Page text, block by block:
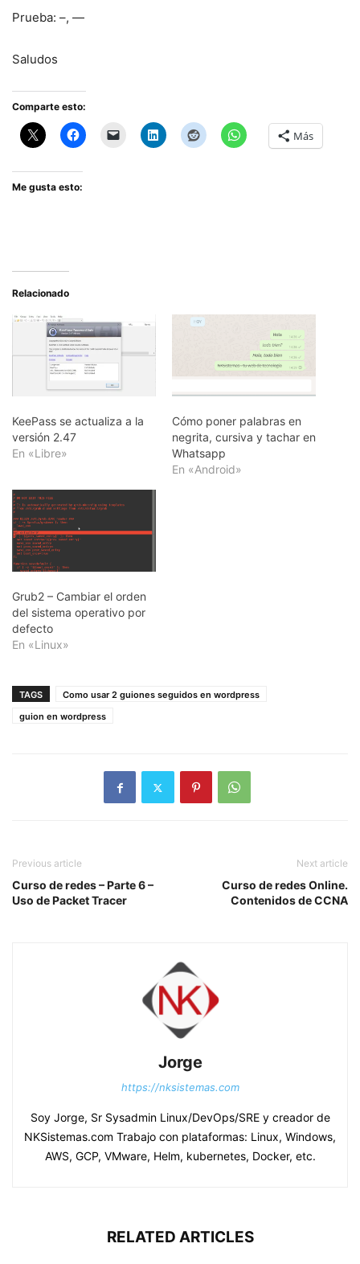
Prueba: –, —
Saludos
Comparte esto:
Más
Me gusta esto:
Relacionado
KeePass se actualiza a la
versión 2.47
En «Libre»
Cómo poner palabras en
negrita, cursiva y tachar en
Whatsapp
En «Android»
Grub2 – Cambiar el orden
del sistema operativo por
defecto
En «Linux»
TAGS
Como usar 2 guiones seguidos en wordpress
guion en wordpress
Previous article
Curso de redes – Parte 6 –
Uso de Packet Tracer
Next article
Curso de redes Online.
Contenidos de CCNA
Jorge
https://nksistemas.com
Soy Jorge, Sr Sysadmin Linux/DevOps/SRE y creador de
NKSistemas.com Trabajo con plataformas: Linux, Windows,
AWS, GCP, VMware, Helm, kubernetes, Docker, etc.
RELATED ARTICLES